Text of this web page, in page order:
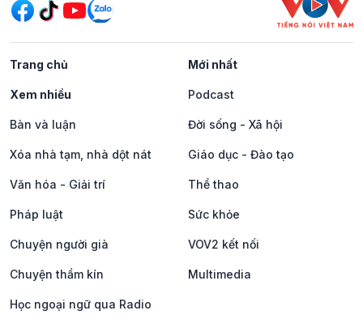
Trang chủ Mới nhất
Xem nhiều Podcast
Bàn và luận Đời sống - Xã hội
Xóa nhà tạm, nhà dột nát Giáo dục - Đào tạo
Văn hóa - Giải trí Thể thao
Pháp luật Sức khỏe
Chuyện người già VOV2 kết nối
Chuyện thầm kín Multimedia
Học ngoại ngữ qua Radio